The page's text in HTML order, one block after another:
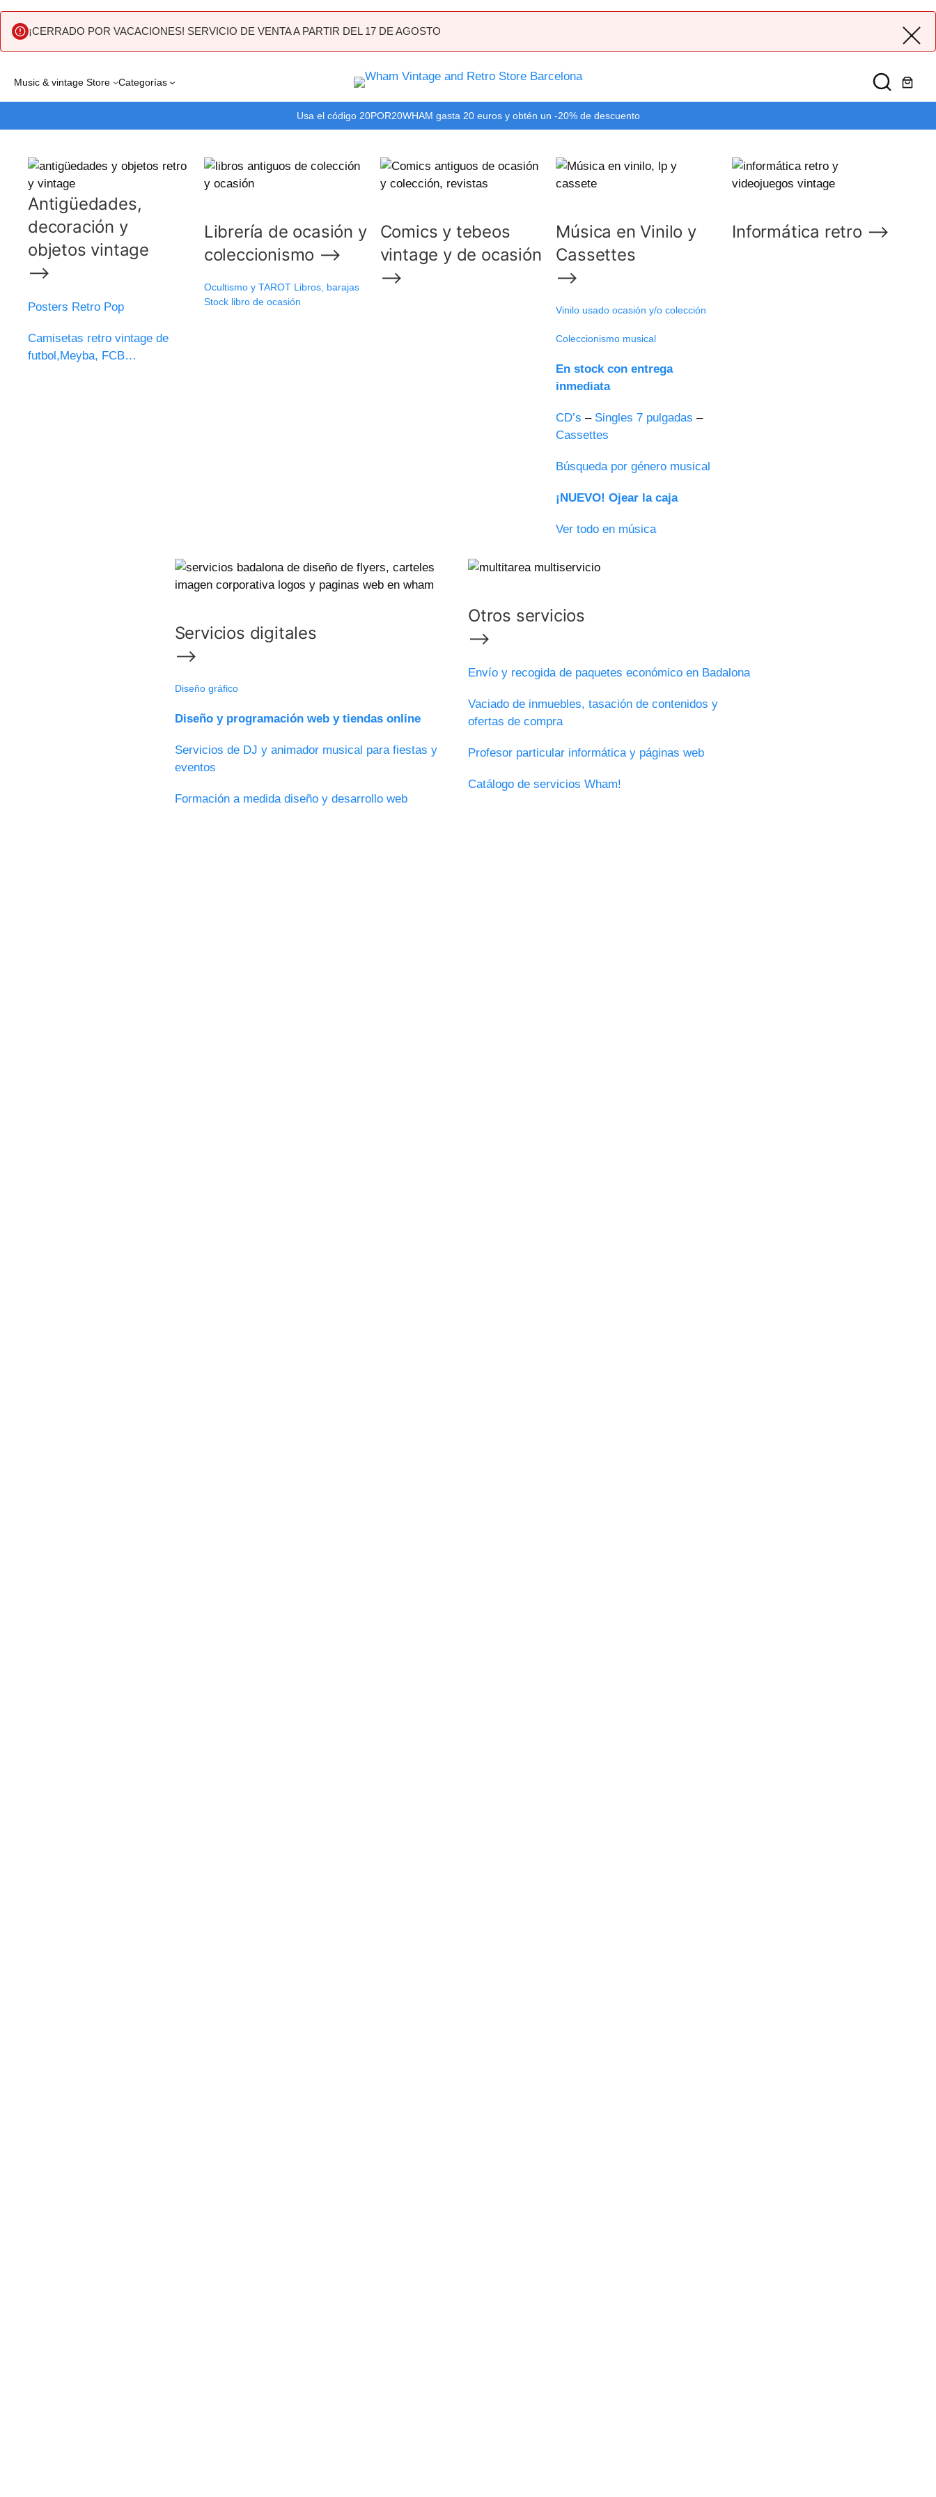
¡CERRADO POR VACACIONES! SERVICIO DE VENTA A PARTIR DEL 17 DE AGOSTO
contenido
Music & vintage Store Categorías
Usa el código 20POR20WHAM gasta 20 euros y obtén un -20% de descuento
Antigüedades,
decoración y
objetos vintage
⟶
Posters Retro Pop
Camisetas retro vintage de
futbol,Meyba, FCB…
Librería de ocasión y
coleccionismo ⟶
Ocultismo y TAROT Libros, barajas
Stock libro de ocasión
Comics y tebeos
vintage y de ocasión
⟶
Música en Vinilo y
Cassettes
⟶
Vinilo usado ocasión y/o colección
Coleccionismo musical
En stock con entrega
inmediata
CD’s – Singles 7 pulgadas –
Cassettes
Búsqueda por género musical
¡NUEVO! Ojear la caja
Ver todo en música
Informática retro ⟶
Servicios digitales
⟶
Diseño gráfico
Diseño y programación web y tiendas online
Servicios de DJ y animador musical para fiestas y
eventos
Formación a medida diseño y desarrollo web
Otros servicios
⟶
Envío y recogida de paquetes económico en Badalona
Vaciado de inmuebles, tasación de contenidos y
ofertas de compra
Profesor particular informática y páginas web
Catálogo de servicios Wham!